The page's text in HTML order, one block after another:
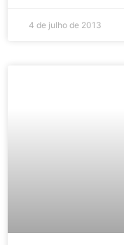
4 de julho de 2013